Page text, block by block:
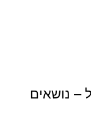
– נושאים